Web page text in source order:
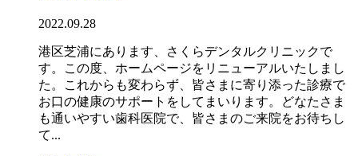
2022.09.28
港区芝浦にあります、さくらデンタルクリニックで
す。この度、ホームページをリニューアルいたしまし
た。これからも変わらず、皆さまに寄り添った診療で
お口の健康のサポートをしてまいります。どなたさま
も通いやすい歯科医院で、皆さまのご来院をお待ちし
て...